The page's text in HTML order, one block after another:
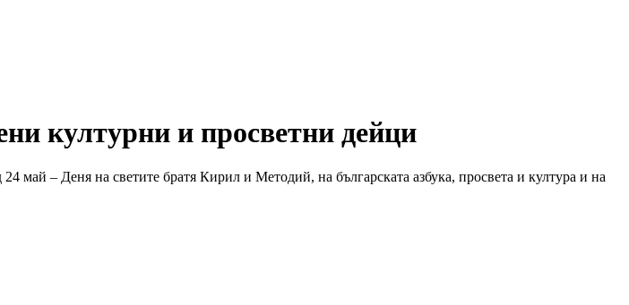
културни и просветни дейци
май – Деня на светите братя Кирил и Методий, на българската азбука, просвета и култура и на